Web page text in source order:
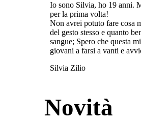
Io sono Silvia, ho 19 anni.
per la prima volta!
Non avrei potuto fare cosa
del gesto stesso e quanto
sangue; Spero che questa
giovani a farsi a vanti e
Silvia Zilio
Novità